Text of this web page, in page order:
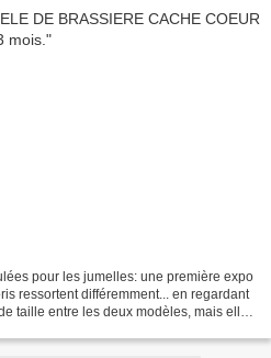
pour les jumelles: une première expo
ressortent différemment... en regardant
taille entre les deux modèles, mais elle